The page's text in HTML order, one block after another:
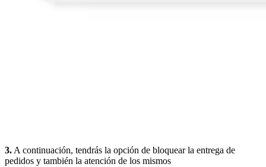
3. A continuación, tendrás la opción de bloquear la entrega de
pedidos y también la atención de los mismos